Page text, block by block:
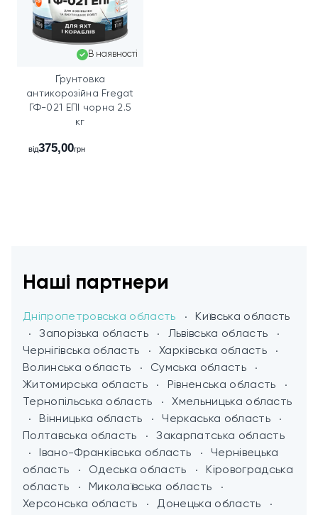
В наявності
Ґрунтовка
антикорозійна Fregat
ГФ-021 ЕПІ чорна 2.5
кг
від375,00грн
Наші партнери
Дніпропетровська область
Київська область
Запорізька область
Львівська область
Чернігівська область
Харківська область
Волинська область
Сумська область
Житомирська область
Рівненська область
Тернопільська область
Хмельницька область
Вінницька область
Черкаська область
Полтавська область
Закарпатська область
Івано-Франківська область
Чернівецька
область
Одеська область
Кіровоградська
область
Миколаївська область
Херсонська область
Донецька область